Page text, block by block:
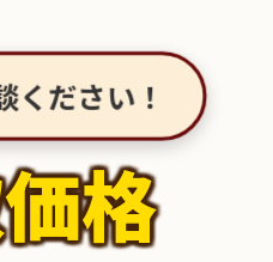
ください！
格